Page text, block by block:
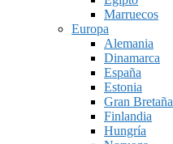
Marruecos
Europa
Alemania
Dinamarca
España
Estonia
Gran Bretaña
Finlandia
Hungría